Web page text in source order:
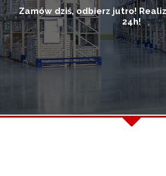
Zamów dziś, odbierz jutro!
24h!